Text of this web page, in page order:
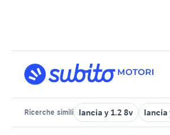
Ricerche simili lancia y 1.2 8v lancia